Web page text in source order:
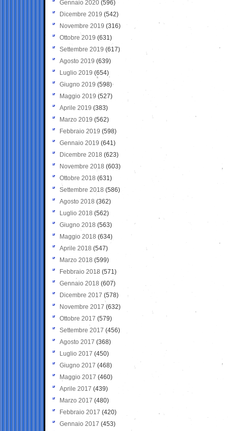
Gennaio 2020 (596)
Dicembre 2019 (542)
Novembre 2019 (316)
Ottobre 2019 (631)
Settembre 2019 (617)
Agosto 2019 (639)
Luglio 2019 (654)
Giugno 2019 (598)
Maggio 2019 (527)
Aprile 2019 (383)
Marzo 2019 (562)
Febbraio 2019 (598)
Gennaio 2019 (641)
Dicembre 2018 (623)
Novembre 2018 (603)
Ottobre 2018 (631)
Settembre 2018 (586)
Agosto 2018 (362)
Luglio 2018 (562)
Giugno 2018 (563)
Maggio 2018 (634)
Aprile 2018 (547)
Marzo 2018 (599)
Febbraio 2018 (571)
Gennaio 2018 (607)
Dicembre 2017 (578)
Novembre 2017 (632)
Ottobre 2017 (579)
Settembre 2017 (456)
Agosto 2017 (368)
Luglio 2017 (450)
Giugno 2017 (468)
Maggio 2017 (460)
Aprile 2017 (439)
Marzo 2017 (480)
Febbraio 2017 (420)
Gennaio 2017 (453)